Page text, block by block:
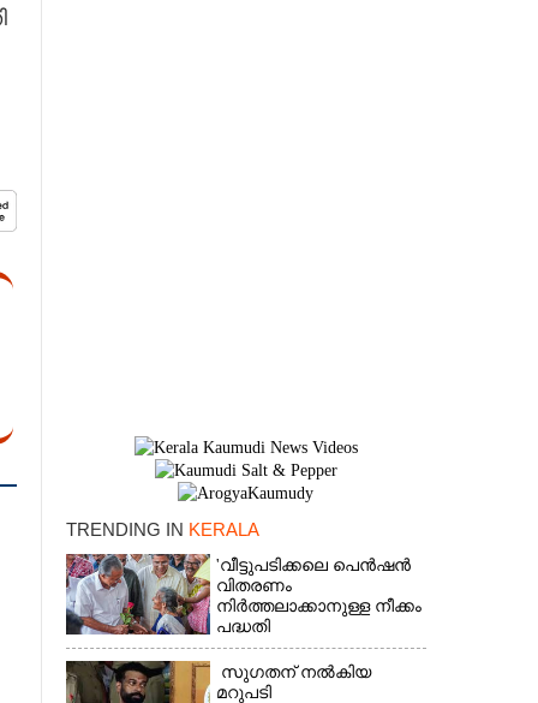
TRENDING IN KERALA
'വീട്ടുപടിക്കലെ പെൻഷൻ
വിതരണം
നിർത്തലാക്കാനുള്ള നീക്കം
പദ്ധതി
അവസാനിപ്പിക്കാനുള്ള
യുഡിഎഫ് അജണ്ടയുടെ
ആദ്യപടി'
സുഗതന് നൽകിയ
മറുപടി